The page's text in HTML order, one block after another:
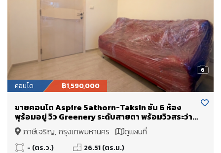
6
คอนโด ฿1,590,000
ขายคอนโด Aspire Sathorn-Taksin ชั้น 6 ห้อง
พร้อมอยู่ วิว Greenery ระดับสายตา พร้อมวิวสระว่าย
น้ำ ภาษีเจริญ, กรุงเทพมหานคร ดูแผนที่
- (ตร.ว.)
26.51 (ตร.ม.)